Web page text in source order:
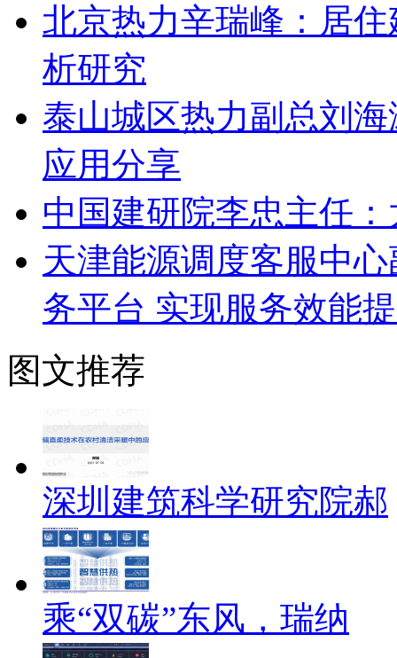
北京热力辛瑞峰：居
析研究
泰山城区热力副总刘
应用分享
中国建研院李忠主任
天津能源调度客服中
务平台 实现服务效能
图文推荐
深圳建筑科学研究院郝
乘“双碳”东风，瑞纳